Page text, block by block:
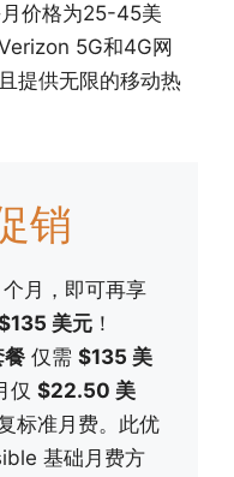
价格为25-45美
5G和4G网
提供无限的移动热
销
月，即可再享
美元 ！
仅需 $135 美
仅 $22.50 美
标准月费。此优
基础月费方